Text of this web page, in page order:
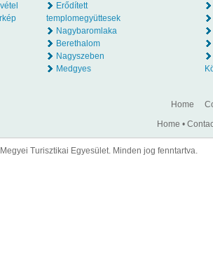
Erődített
templomegyüttesek
Nagybaromlaka
Berethalom
Nagyszeben
Medgyes
Home
Home •
Turisztikai Egyesület. Minden jog fenntartva.